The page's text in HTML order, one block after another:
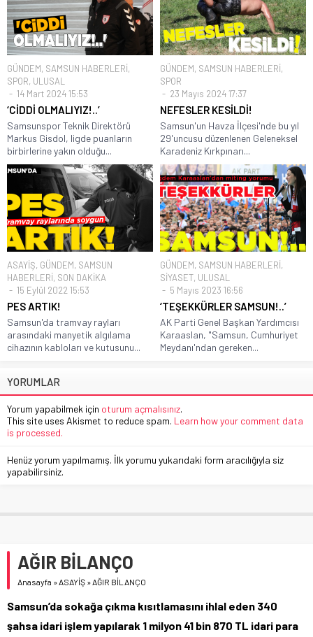
GÜNDEM, SAMSUN HABERLERİ,
SPOR, ULUSAL
14 Mart 2024 15:53
‘CİDDİ OLMALIYIZ!..’
Samsunspor Teknik Direktörü
Markus Gisdol, ligde puanların
birbirlerine yakın olduğu...
GÜNDEM, SAMSUN HABERLERİ,
SPOR
23 Mayıs 2024 17:37
NEFESLER KESİLDİ!
Samsun'un Havza İlçesi'nde bu yıl
29'uncusu düzenlenen Geleneksel
Karadeniz Kırkpınarı...
ASAYİŞ, GÜNDEM, SAMSUN
HABERLERİ, SON DAKİKA
15 Eylül 2022 15:53
PES ARTIK!
Samsun'da tramvay rayları
arasındaki manyetik algılama
cihazının kabloları ve kutusunu...
GÜNDEM, SAMSUN HABERLERİ,
SİYASET, ULUSAL
5 Mayıs 2023 16:56
‘TEŞEKKÜRLER SAMSUN!..’
AK Parti Genel Başkan Yardımcısı
Karaaslan, "Samsun, Cumhuriyet
Meydanı'ndan gereken...
YORUMLAR
Yorum yapabilmek için oturum açmalısınız.
This site uses Akismet to reduce spam. Learn how your comment data
is processed.
Henüz yorum yapılmamış. İlk yorumu yukarıdaki form aracılığıyla siz
yapabilirsiniz.
AĞIR BİLANÇO
Anasayfa »ASAYİŞ »AĞIR BİLANÇO
Samsun’da sokağa çıkma kısıtlamasını ihlal eden 340
şahsa idari işlem yapılarak 1 milyon 41 bin 870 TL idari para